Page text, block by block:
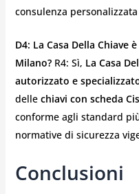
consulenza
D4: La Casa Della Chiave
Milano?R4: Sì, La Casa
autorizzato e
delle chiavi con scheda
conforme agli standard
normative di sicurezza
Conclusioni